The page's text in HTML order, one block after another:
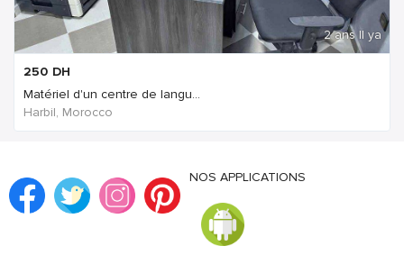
2 ans Il ya
250 DH
Matériel d'un centre de langu...
Harbil, Morocco
NOS APPLICATIONS